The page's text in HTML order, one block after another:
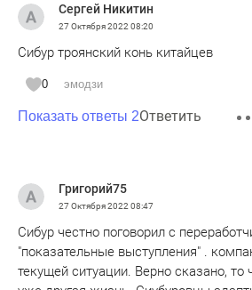
Сергей Никитин
27 Октября 2022 08:20
Сибур троянский конь китайцев
0 эмодзи
Показать ответы 2Ответить
Григорий75
27 Октября 2022 08:47
Сибур честно поговорил с
"показательные выступления" .
текущей ситуации. Верно сказано, то